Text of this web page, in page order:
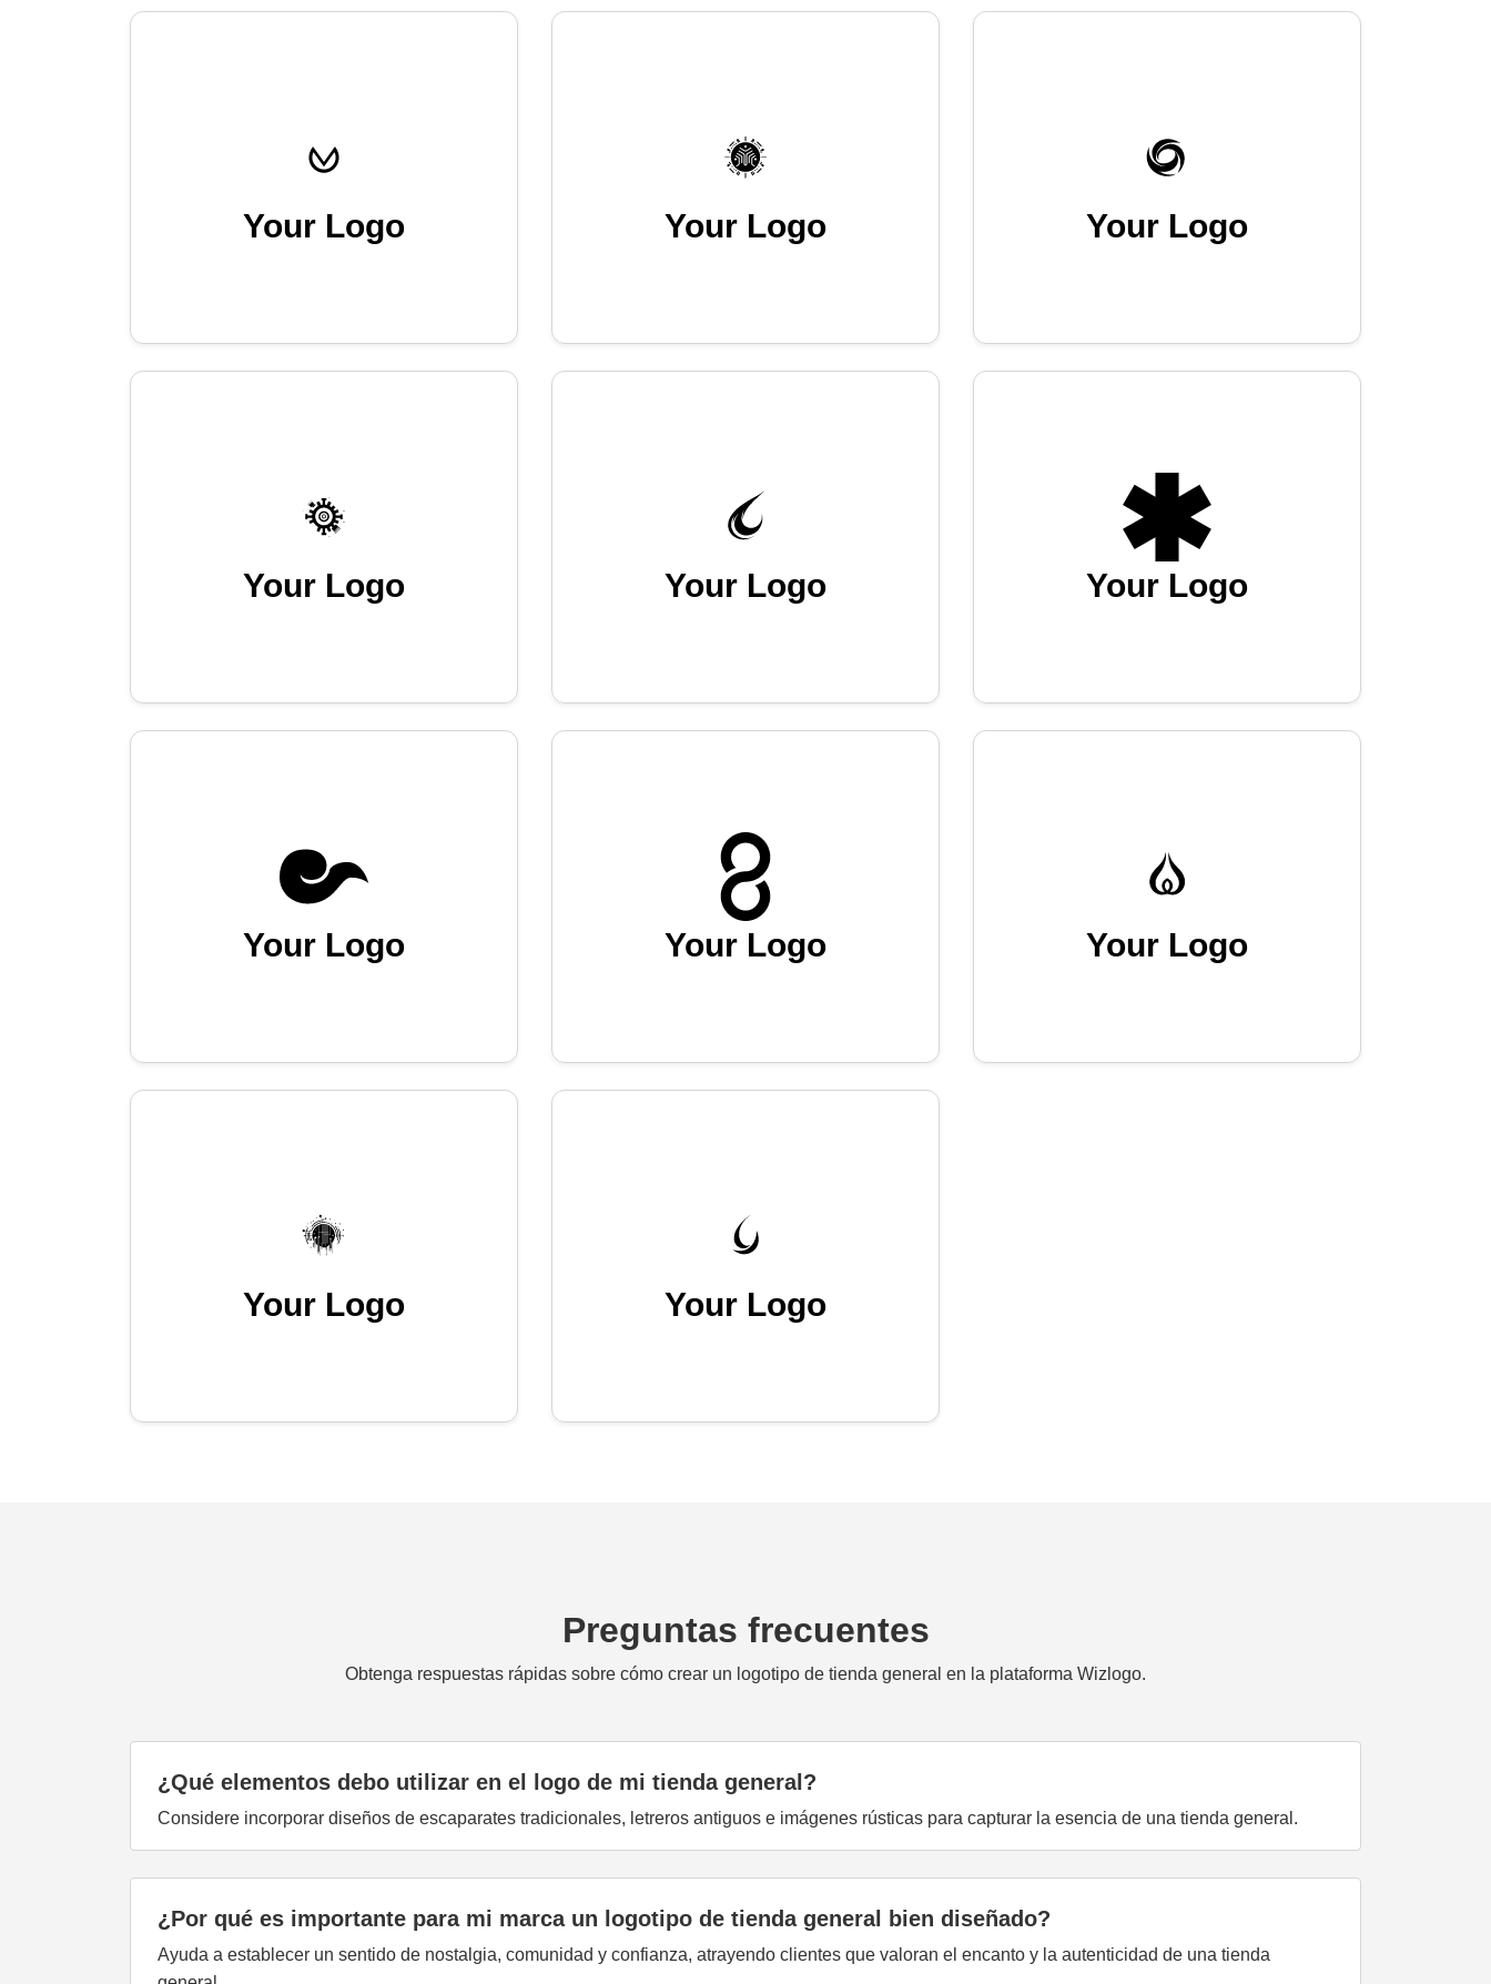
Your Logo Your Logo Your Logo
Your Logo Your Logo Your Logo
Your Logo Your Logo Your Logo
Your Logo Your Logo
Preguntas frecuentes
Obtenga respuestas rápidas sobre cómo crear un logotipo de tienda general en la plataforma Wizlogo.
¿Qué elementos debo utilizar en el logo de mi tienda general?
Considere incorporar diseños de escaparates tradicionales, letreros antiguos e imágenes rústicas para capturar la esencia de una tienda general.
¿Por qué es importante para mi marca un logotipo de tienda general bien diseñado?
Ayuda a establecer un sentido de nostalgia, comunidad y confianza, atrayendo clientes que valoran el encanto y la autenticidad de una tienda